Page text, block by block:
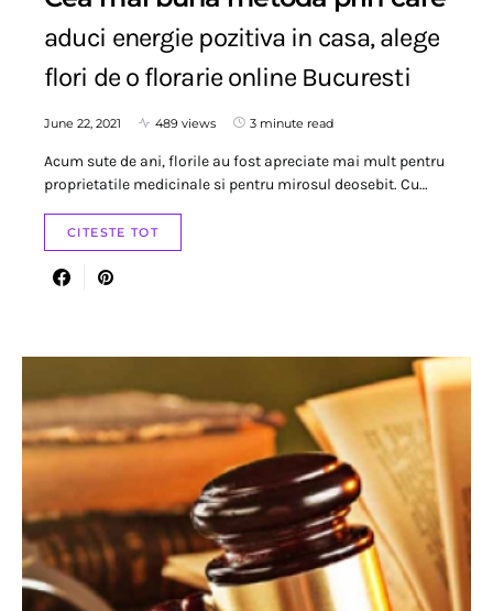
aduci energie pozitiva in casa, alege
flori de o florarie online Bucuresti
June 22, 2021 489 views 3 minute read
Acum sute de ani, florile au fost apreciate mai mult pentru
proprietatile medicinale si pentru mirosul deosebit. Cu…
CITESTE TOT